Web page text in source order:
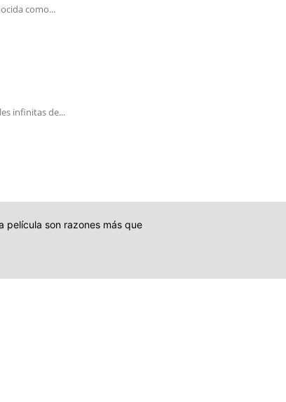
como...
infinitas de...
película son razones más que